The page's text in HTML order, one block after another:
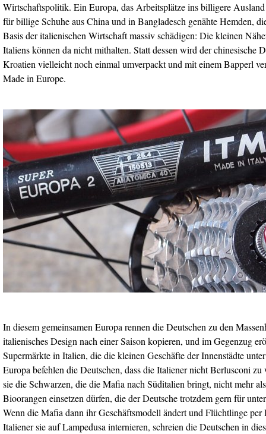
Wirtschaftspolitik. Ein Europa, das Arbeitsplätze ins billigere
für billige Schuhe aus China und in Bangladesch genähte Hemden,
Basis der italienischen Wirtschaft massiv schädigen: Die kleinen
Italiens können da nicht mithalten. Statt dessen wird der chinesische
Kroatien vielleicht noch einmal umverpackt und mit einem Bapperl
Made in Europe.
In diesem gemeinsamen Europa rennen die Deutschen zu den
italienisches Design nach einer Saison kopieren, und im Gegenzug
Supermärkte in Italien, die die kleinen Geschäfte der Innenstädte
Europa befehlen die Deutschen, dass die Italiener nicht Berlusconi zu
sie die Schwarzen, die die Mafia nach Süditalien bringt, nicht mehr
Bioorangen einsetzen dürfen, die der Deutsche trotzdem gern für
Wenn die Mafia dann ihr Geschäftsmodell ändert und Flüchtlinge
Italiener sie auf Lampedusa internieren, schreien die Deutschen in